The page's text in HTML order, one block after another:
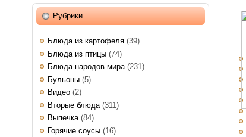
Рубрики
Блюда из картофеля (39)
Блюда из птицы (74)
Блюда народов мира(231)
Бульоны (5)
Видео (2)
Вторые блюда (311)
Выпечка(84)
Горячие соусы (16)